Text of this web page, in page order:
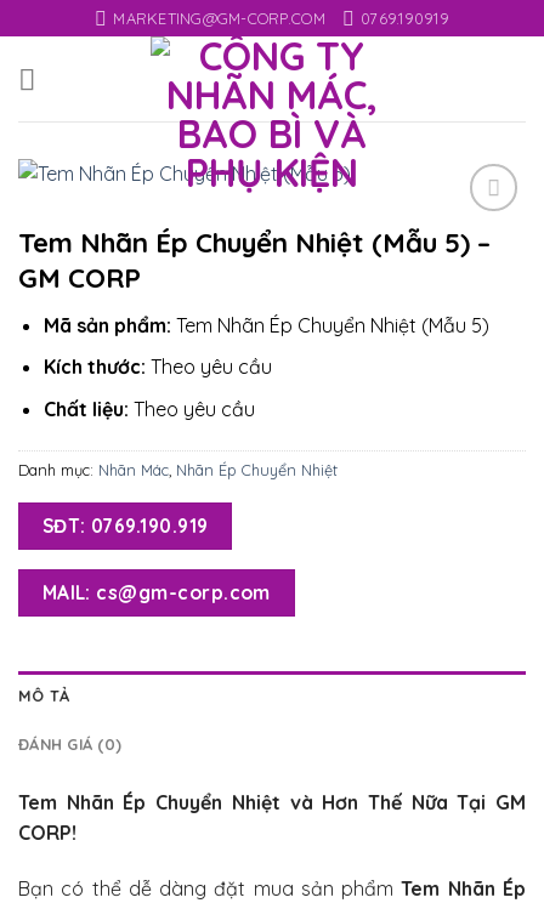
to
content
MARKETING@GM-CORP.COM 0769.190919
Tem Nhãn Ép Chuyển Nhiệt (Mẫu 5) –
GM CORP
Mã sản phẩm: Tem Nhãn Ép Chuyển Nhiệt (Mẫu 5)
Kích thước: Theo yêu cầu
Chất liệu: Theo yêu cầu
Danh mục: Nhãn Mác Nhãn Ép Chuyển Nhiệt
SĐT: 0769.190.919
MAIL: cs@gm-corp.com
MÔ TẢ
ĐÁNH GIÁ (0)
Tem Nhãn Ép Chuyển Nhiệt và Hơn Thế Nữa Tại GM
CORP!
Bạn có thể dễ dàng đặt mua sản phẩmTem Nhãn Ép